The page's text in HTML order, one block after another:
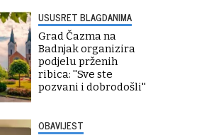
USUSRET BLAGDANIMA
Grad Čazma na
Badnjak organizira
podjelu prženih
ribica: ''Sve ste
pozvani i dobrodošli''
OBAVIJEST